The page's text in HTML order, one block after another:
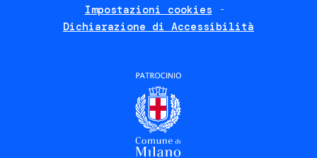
Impostazioni cookies
Dichiarazione di Accessibilità